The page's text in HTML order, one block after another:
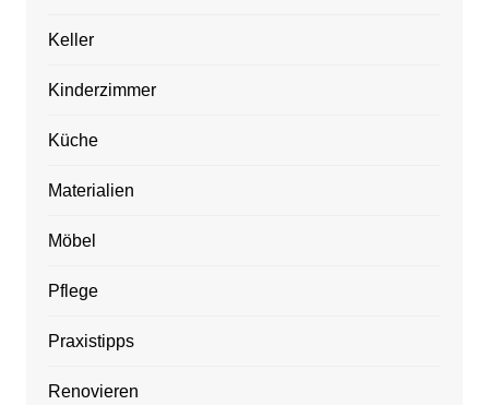
Keller
Kinderzimmer
Küche
Materialien
Möbel
Pflege
Praxistipps
Renovieren